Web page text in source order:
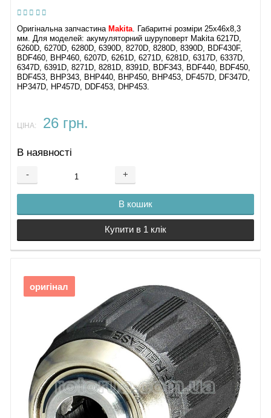
та
аналог
11.
Редуктор
HP457D
12.
Двигун HP457
Makita 18 V
Зарядний
DC18WA
Оригінальна запчастина Makita . Габаритні розміри 25х46х8,3
мм. Для моделей: акумуляторний шуруповерт Makita 6217D,
6260D, 6270D, 6280D, 6390D, 8270D, 8280D, 8390D, BDF430F,
BDF460, BHP460, 6207D, 6261D, 6271D, 6281D, 6317D, 6337D,
6347D, 6391D, 8271D, 8281D, 8391D, BDF343, BDF440, BDF450,
BDF453, BHP343, BHP440, BHP450, BHP453, DF457D, DF347D,
HP347D, HP457D, DDF453, DHP453.
ЦІНА: 26 грн.
В наявності
- +
В кошик
Купити в 1 клік
оригінал